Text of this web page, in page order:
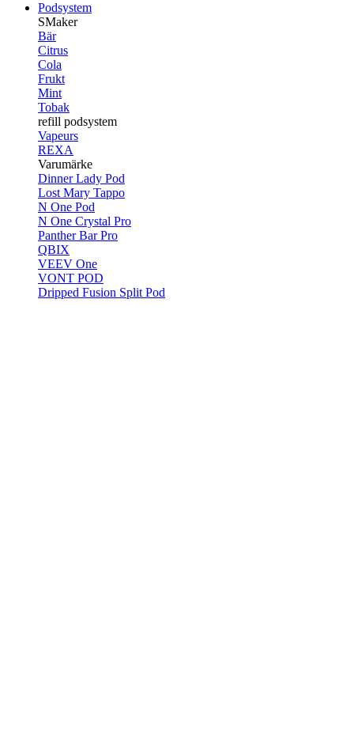
Podsystem
SMaker
Bär
Citrus
Cola
Frukt
Mint
Tobak
refill podsystem
Vapeurs
REXA
Varumärke
Dinner Lady Pod
Lost Mary Tappo
N One Pod
N One Crystal Pro
Panther Bar Pro
QBIX
VEEV One
VONT POD
Dripped Fusion Split Pod